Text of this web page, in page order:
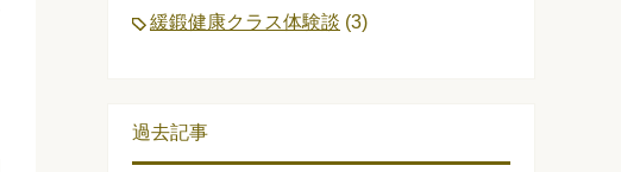
緩鍛健康クラス体験談 (3)
過去記事